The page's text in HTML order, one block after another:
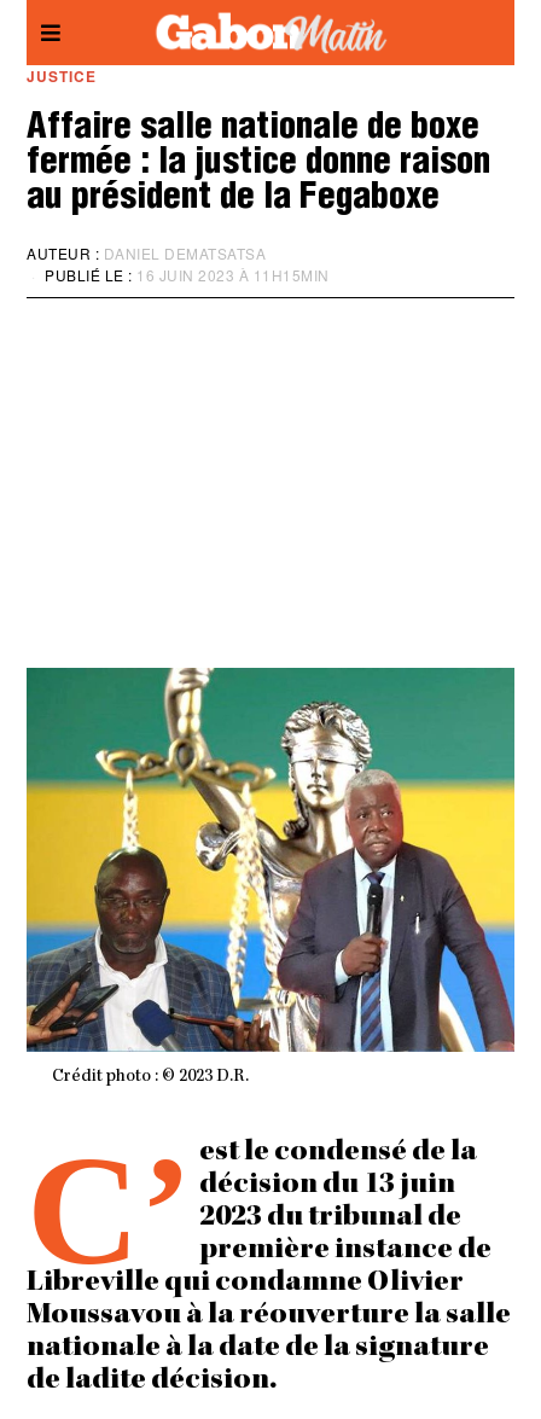
JUSTICE
Affaire salle nationale de boxe
fermée : la justice donne raison
au président de la Fegaboxe
AUTEUR : DANIEL DEMATSATSA
PUBLIÉ LE : 16 JUIN 2023 À 11H15MIN
I
H
1
5
M
I
N
Crédit photo : © 2023 D.R.
C’
est le condensé de la
décision du 13 juin
2023 du tribunal de
première instance de
Libreville qui condamne Olivier
Moussavou à la réouverture la salle
nationale à la date de la signature
de ladite décision.
Panneau de gestion des cookies